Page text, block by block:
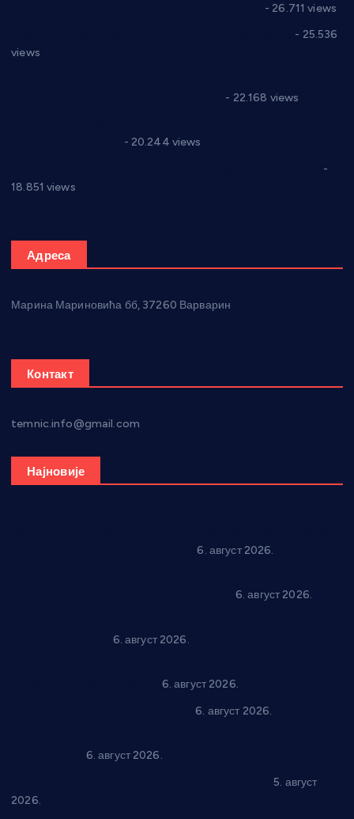
- 26.711 views
- 25.536
views
- 22.168 views
- 20.244 views
-
18.851 views
Адреса
Марина Мариновића бб, 37260 Варварин
Контакт
temnic.info@gmail.com
Најновије
6. август 2026.
6. август 2026.
6. август 2026.
6. август 2026.
6. август 2026.
6. август 2026.
5. август
2026.